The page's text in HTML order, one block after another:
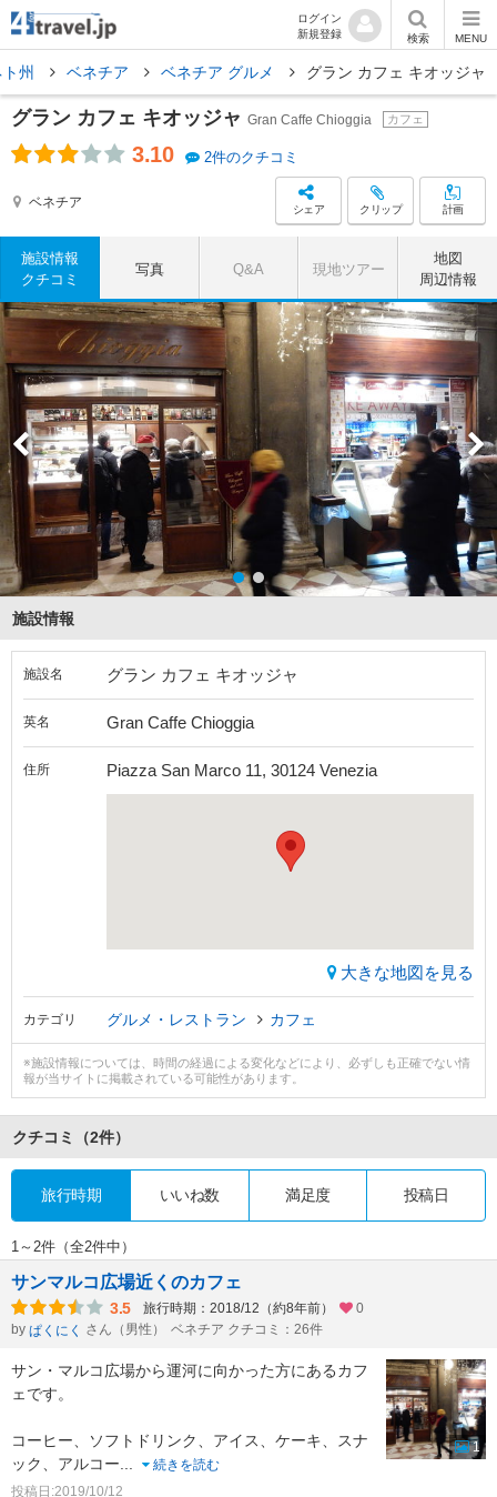
ログイン
新規登録
検索 MENU
州 ベネチア ベネチア グルメ グラン カフェ キオッジャ
グラン カフェ キオッジャ Gran Caffe Chioggia カフェ
3.10 2件のクチコミ
ベネチア シェア クリップ 計画
施設情報
クチコミ
写真 Q&A 現地ツアー
地図
周辺情報
施設情報
施設名 グラン カフェ キオッジャ
英名 Gran Caffe Chioggia
住所 Piazza San Marco 11, 30124 Venezia
大きな地図を見る
カテゴリ グルメ・レストラン カフェ
※施設情報については、時間の経過による変化などにより、必ずしも正確でない情
報が当サイトに掲載されている可能性があります。
クチコミ （2件）
旅行時期 いいね数 満足度 投稿日
1～2件（全2件中）
サンマルコ広場近くのカフェ
3.5 旅行時期：2018/12（約8年前）
0
by ぱくにく さん（男性） ベネチア クチコミ：26件
サン・マルコ広場から運河に向かった方にあるカフ
ェです。
コーヒー、ソフトドリンク、アイス、ケーキ、スナ
ック、アルコー...
続きを読む
投稿日:2019/10/12
1